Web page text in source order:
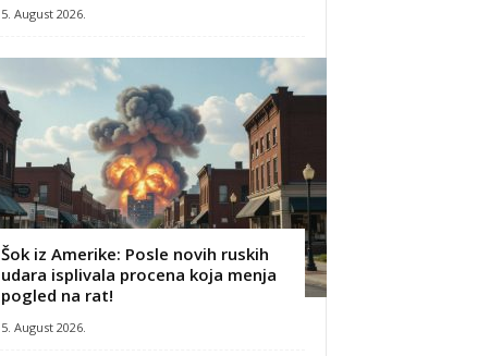
5. August 2026.
Šok iz Amerike: Posle novih ruskih
udara isplivala procena koja menja
pogled na rat!
5. August 2026.